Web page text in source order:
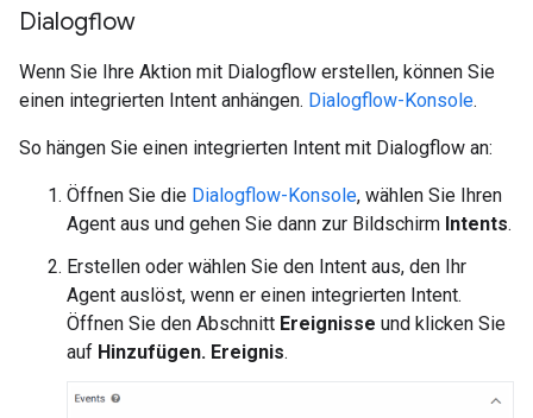
Dialogflow
Wenn Sie Ihre Aktion mit Dialogflow erstellen, können Sie
einen integrierten Intent anhängen. Dialogflow-Konsole.
So hängen Sie einen integrierten Intent mit Dialogflow an:
Öffnen Sie die Dialogflow-Konsole, wählen Sie Ihren
Agent aus und gehen Sie dann zur Bildschirm Intents.
Erstellen oder wählen Sie den Intent aus, den Ihr
Agent auslöst, wenn er einen integrierten Intent.
Öffnen Sie den Abschnitt Ereignisse und klicken Sie
auf Hinzufügen. Ereignis.